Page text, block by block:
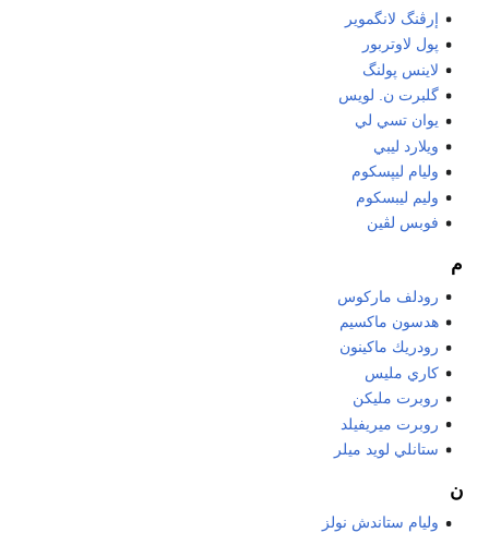
إرڤنگ لانگموير
پول لاوتربور
لاينس پولنگ
گلبرت ن. لويس
يوان تسي لي
ويلارد ليبي
وليام ليپسكوم
وليم ليبسكوم
فوبس لڤين
م
رودلف ماركوس
هدسون ماكسيم
رودريك ماكينون
كاري مليس
روبرت مليكن
روبرت ميريفيلد
ستانلي لويد ميلر
ن
وليام ستاندش نولز